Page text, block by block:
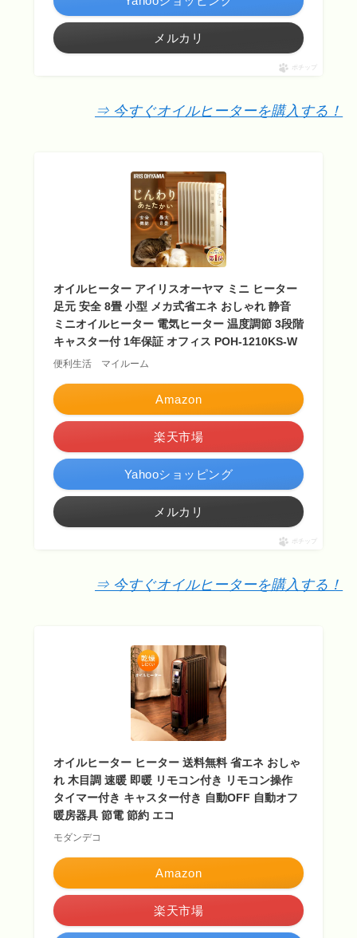
メルカリ
ポチップ
⇒ 今すぐオイルヒーターを購入する！
オイルヒーター アイリスオーヤマ ミニ ヒーター
足元 安全 8畳 小型 メカ式省エネ おしゃれ 静音
ミニオイルヒーター 電気ヒーター 温度調節 3段階
キャスター付 1年保証 オフィス POH-1210KS-W
便利生活 マイルーム
Amazon
楽天市場
Yahooショッピング
メルカリ
ポチップ
⇒ 今すぐオイルヒーターを購入する！
オイルヒーター ヒーター 送料無料 省エネ おしゃ
れ 木目調 速暖 即暖 リモコン付き リモコン操作
タイマー付き キャスター付き 自動OFF 自動オフ
暖房器具 節電 節約 エコ
モダンデコ
Amazon
楽天市場